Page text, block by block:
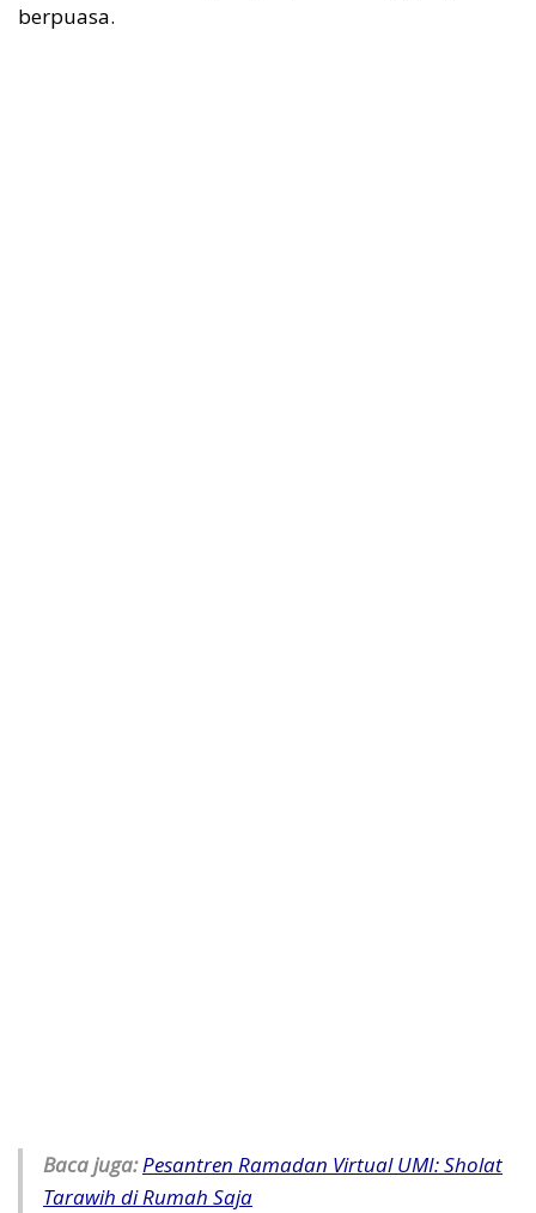
berpuasa.
Baca juga:Pesantren Ramadan Virtual UMI: Sholat
Tarawih di Rumah Saja